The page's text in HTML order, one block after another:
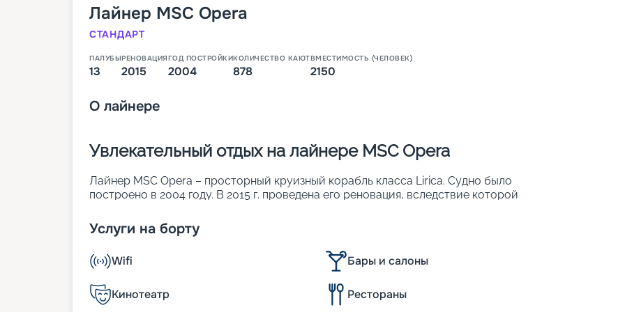
Лайнер MSC Opera
СТАНДАРТ
ПАЛУБЫ
13
РЕНОВАЦИЯ
2015
ГОД ПОСТРОЙКИ
2004
КОЛИЧЕСТВО КАЮТ
878
ВМЕСТИМОСТЬ (ЧЕЛОВЕК)
2150
О лайнере
Увлекательный отдых на лайнере MSC Opera
Лайнер MSC Opera – просторный круизный корабль класса Lirica. Судно было
построено в 2004 году. В 2015 г. проведена его реновация, вследствие которой
Продуманные дизайны сделали лайнер похожим на роскошный плавучий 5-
звездочный отель. Основные параметры:
• ширина – 29 м;
• длина – 275 м;
• водоизмещение – около 65 тыс. т;
• осадка – 6,6 м;
Услуги на борту
Wifi Бары и салоны
Кинотеатр Рестораны